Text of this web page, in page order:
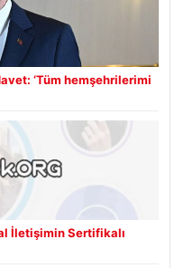
‘Tüm hemşehrilerimi
İletişimin Sertifikalı